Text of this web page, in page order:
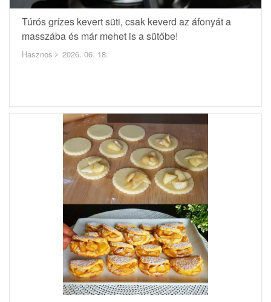
Túrós grízes kevert süti, csak keverd az áfonyát a
masszába és már mehet is a sütőbe!
Hasznos 2026. 06. 18.